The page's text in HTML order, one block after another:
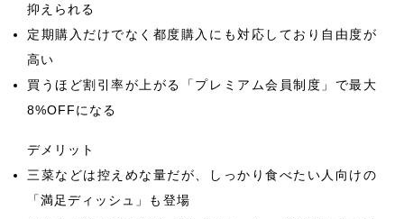
抑えられる
定期購入だけでなく都度購入にも対応しており自由度が
高い
買うほど割引率が上がる「プレミアム会員制度」で最大
8%OFFになる
デメリット
三菜などは控えめな量だが、しっかり食べたい人向けの
「満足ディッシュ」も登場